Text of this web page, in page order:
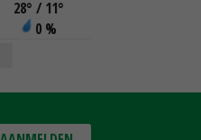
28° / 11°
0 %